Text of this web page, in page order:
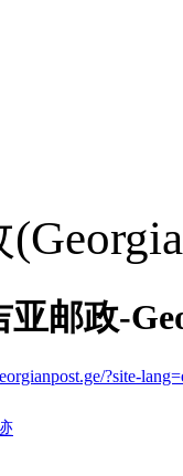
亚邮政-
?site-